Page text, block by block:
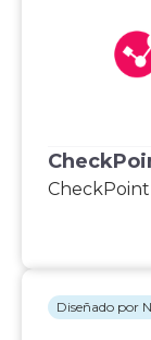
CheckPoint
Diseñado por